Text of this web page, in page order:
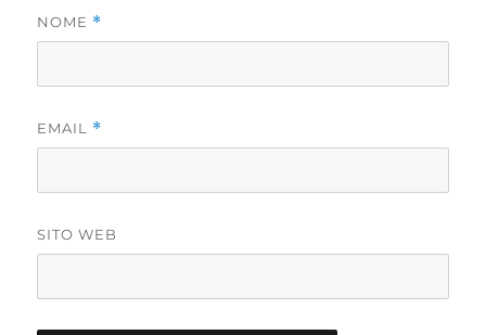
NOME *
EMAIL *
SITO WEB